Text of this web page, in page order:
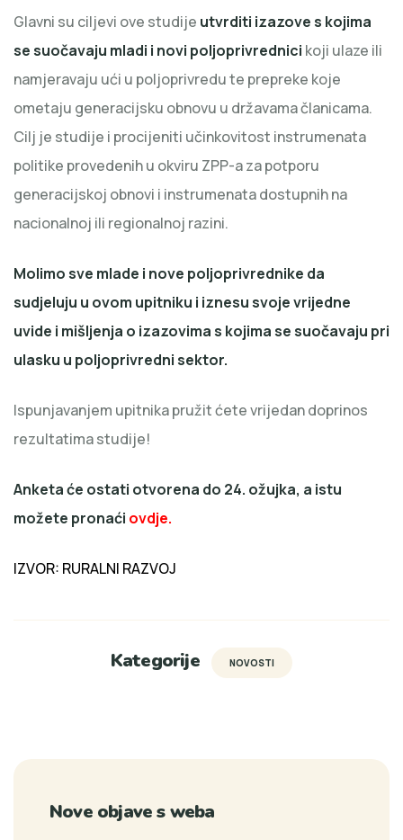
Glavni su ciljevi ove studije utvrditi izazove s kojima
se suočavaju mladi i novi poljoprivrednici koji ulaze ili
namjeravaju ući u poljoprivredu te prepreke koje
ometaju generacijsku obnovu u državama članicama.
Cilj je studije i procijeniti učinkovitost instrumenata
politike provedenih u okviru ZPP-a za potporu
generacijskoj obnovi i instrumenata dostupnih na
nacionalnoj ili regionalnoj razini.
Molimo sve mlade i nove poljoprivrednike da
sudjeluju u ovom upitniku i iznesu svoje vrijedne
uvide i mišljenja o izazovima s kojima se suočavaju pri
ulasku u poljoprivredni sektor.
Ispunjavanjem upitnika pružit ćete vrijedan doprinos
rezultatima studije!
Anketa će ostati otvorena do 24. ožujka, a istu
možete pronaći ovdje.
IZVOR: RURALNI RAZVOJ
Kategorije NOVOSTI
Nove objave s weba